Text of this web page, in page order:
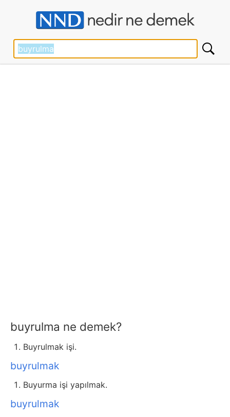
buyrulma ne demek?
Buyrulmak işi.
buyrulmak
Buyurma işi yapılmak.
buyrulmak